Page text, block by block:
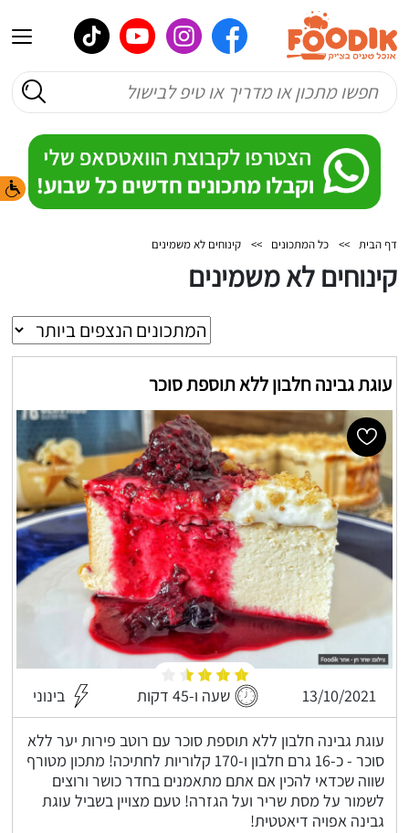
דף הבית >> כל המתכונים >> קינוחים לא משמינים
קינוחים לא משמינים
עוגת גבינה חלבון ללא תוספת סוכר
13/10/2021 שעה ו-45 דקות בינוני
עוגת גבינה חלבון ללא תוספת סוכר עם רוטב פירות יער ללא
סוכר - כ-16 גרם חלבון ו-170 קלוריות לחתיכה! מתכון מטורף
שווה שכדאי להכין אם אתם מתאמנים בחדר כושר ורוצים
לשמור על מסת שריר ועל הגזרה! טעם מצויין בשביל עוגת
גבינה אפויה דיאטטית!